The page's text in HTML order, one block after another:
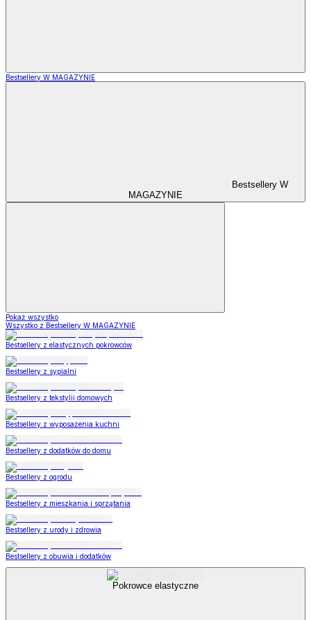
Bestsellery W MAGAZYNIE
Bestsellery W
MAGAZYNIE
Pokaż wszystko
Wszystko z Bestsellery W MAGAZYNIE
Bestsellery z elastycznych pokrowców
Bestsellery z sypialni
Bestsellery z tekstylii domowych
Bestsellery z wyposażenia kuchni
Bestsellery z dodatków do domu
Bestsellery z ogrodu
Bestsellery z mieszkania i sprzątania
Bestsellery z urody i zdrowia
Bestsellery z obuwia i dodatków
Pokrowce elastyczne